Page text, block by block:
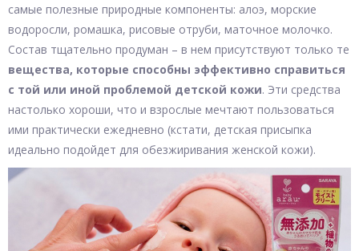
самые полезные природные компоненты: алоэ, морские
водоросли, ромашка, рисовые отруби, маточное молочко.
Состав тщательно продуман – в нем присутствуют только те
вещества, которые способны эффективно справиться
с той или иной проблемой детской кожи. Эти средства
настолько хороши, что и взрослые мечтают пользоваться
ими практически ежедневно (кстати, детская присыпка
идеально подойдет для обезжиривания женской кожи).